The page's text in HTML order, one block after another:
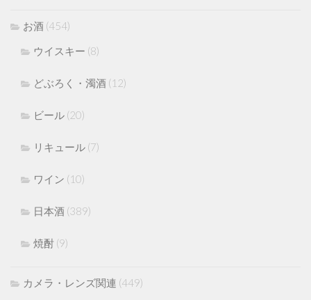
お酒 (454)
ウイスキー (8)
どぶろく・濁酒 (12)
ビール (20)
リキュール (7)
ワイン (10)
日本酒 (389)
焼酎 (9)
カメラ・レンズ関連 (449)